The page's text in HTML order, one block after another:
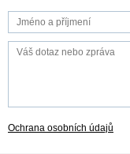
Ochrana osobních údajů